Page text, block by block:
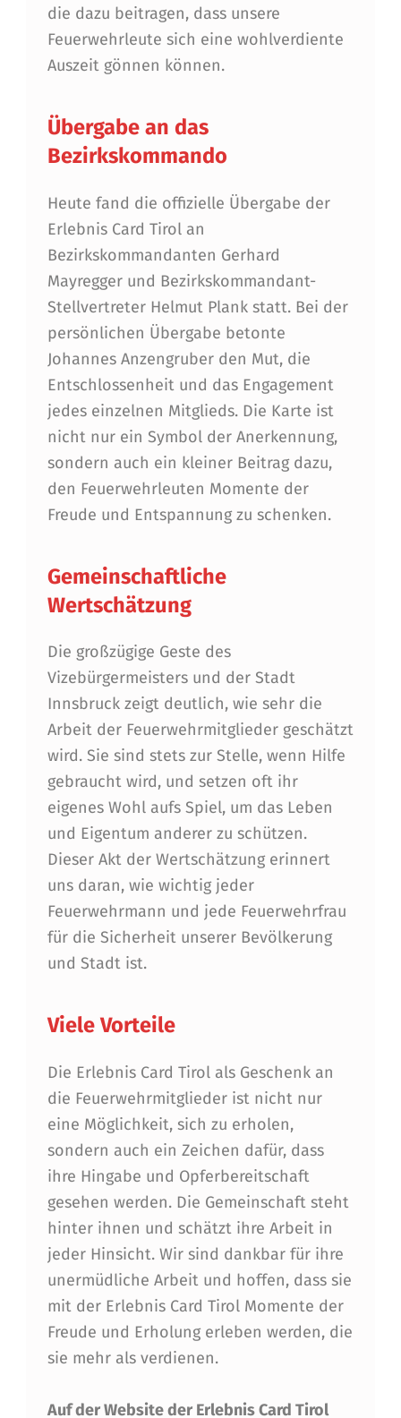
A
N
K
E
S
H
Ö
N
F
Ü
R
A
L
L
E
F
E
U
R
W
E
H
R
M
I
T
G
L
E
E
R
die dazu beitragen, dass unsere
Feuerwehrleute sich eine wohlverdiente
Auszeit gönnen können.
Übergabe an das
Bezirkskommando
Heute fand die offizielle Übergabe der
Erlebnis Card Tirol an
Bezirkskommandanten Gerhard
Mayregger und Bezirkskommandant-
Stellvertreter Helmut Plank statt. Bei der
persönlichen Übergabe betonte
Johannes Anzengruber den Mut, die
Entschlossenheit und das Engagement
jedes einzelnen Mitglieds. Die Karte ist
nicht nur ein Symbol der Anerkennung,
sondern auch ein kleiner Beitrag dazu,
den Feuerwehrleuten Momente der
Freude und Entspannung zu schenken.
Gemeinschaftliche
Wertschätzung
Die großzügige Geste des
Vizebürgermeisters und der Stadt
Innsbruck zeigt deutlich, wie sehr die
Arbeit der Feuerwehrmitglieder geschätzt
wird. Sie sind stets zur Stelle, wenn Hilfe
gebraucht wird, und setzen oft ihr
eigenes Wohl aufs Spiel, um das Leben
und Eigentum anderer zu schützen.
Dieser Akt der Wertschätzung erinnert
uns daran, wie wichtig jeder
Feuerwehrmann und jede Feuerwehrfrau
für die Sicherheit unserer Bevölkerung
und Stadt ist.
Viele Vorteile
Die Erlebnis Card Tirol als Geschenk an
die Feuerwehrmitglieder ist nicht nur
eine Möglichkeit, sich zu erholen,
sondern auch ein Zeichen dafür, dass
ihre Hingabe und Opferbereitschaft
gesehen werden. Die Gemeinschaft steht
hinter ihnen und schätzt ihre Arbeit in
jeder Hinsicht. Wir sind dankbar für ihre
unermüdliche Arbeit und hoffen, dass sie
mit der Erlebnis Card Tirol Momente der
Freude und Erholung erleben werden, die
sie mehr als verdienen.
Auf der Website der Erlebnis Card Tirol